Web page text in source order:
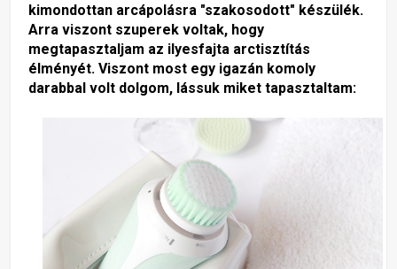
kimondottan arcápolásra "szakosodott" készülék.
Arra viszont szuperek voltak, hogy
megtapasztaljam az ilyesfajta arctisztítás
élményét. Viszont most egy igazán komoly
darabbal volt dolgom, lássuk miket tapasztaltam: